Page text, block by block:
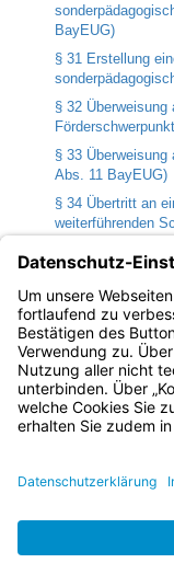
BayEUG)
§ 31 Erstellung
§ 32 Überweisung
Förderschwerpunkt
§ 33
Abs. 11 BayEUG)
§ 34 Übertritt an
weiterführenden
§ 35 Aufnahme in
Kurse
§ 36 Beteiligung
Bayern.de
BayernPortal
Impressum